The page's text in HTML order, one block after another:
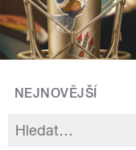
NEJNOVĚJŠÍ